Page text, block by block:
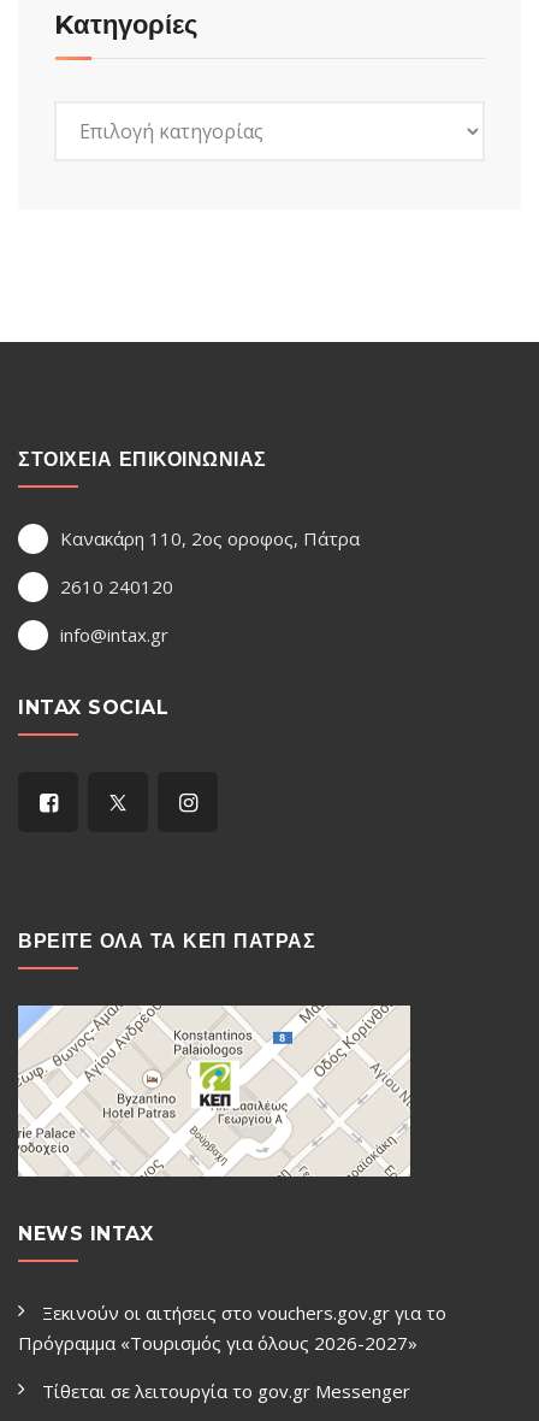
Kατηγορίες
ΣΤΟΙΧΕΙΑ ΕΠΙΚΟΙΝΩΝΙΑΣ
Κανακάρη 110, 2ος οροφος, Πάτρα
2610 240120
info@intax.gr
INTAX SOCIAL
ΒΡΕΙΤΕ ΟΛΑ ΤΑ ΚΕΠ ΠΑΤΡΑΣ
NEWS INTAX
Ξεκινούν οι αιτήσεις στο vouchers.gov.gr για το
Πρόγραμμα «Τουρισμός για όλους 2026-2027»
Τίθεται σε λειτουργία το gov.gr Μessenger